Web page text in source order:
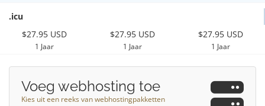
.icu
$27.95 USD
1 Jaar
$27.95 USD
1 Jaar
$27.95 USD
1 Jaar
Voeg webhosting toe
Kies uit een reeks van webhostingpakketten